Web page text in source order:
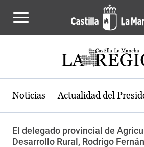
Noticias Actualidad del
El delegado provincial de
Desarrollo Rural, Rodrigo